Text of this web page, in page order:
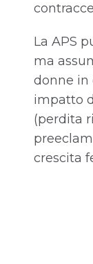
La APS
ma
donne in
impatto
(perdita
crescita